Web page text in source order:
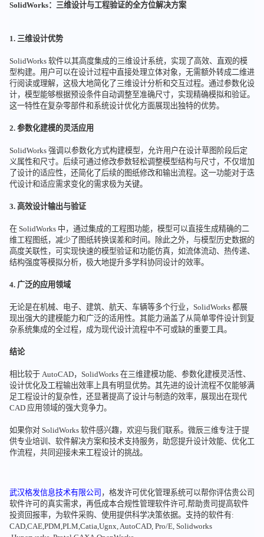
SolidWorks：三维设计与工程验证的全方位解决方案
1. 三维设计优势
SolidWorks 软件以其高度集成的三维设计系统，实现了高效、直观的模
型构建。用户可以在设计过程中直接处理立体对象，无需额外转成二维进
行阅读或理解，这极大地简化了三维设计分析和交互过程。通过参数化设
计，模型能够根据预设条件自动调整至准确尺寸，实现精确模拟和验证。
这一特性在复杂零部件和系统设计优化方面展现出独特的优势。
2. 参数化建模的灵活应用
SolidWorks 强调以参数化方式构建模型，允许用户在设计草图阶段后定
义属性和尺寸。后续可通过修改参数轻松调整模型结构与尺寸，不仅增加
了设计的适应性，还简化了后续的图纸修改和输出流程。这一功能对于迭
代设计和适应需求变化的需求极为关键。
3. 高效设计输出与验证
在 SolidWorks 中，通过集成的工程图功能，模型可以直接生成精确的二
维工程图纸，减少了图纸转换误差和时间。除此之外，与模型历史数据的
高度关联性，可实现快速的模型验证和功能仿真，如流体流动、热传递、
结构强度等模拟分析，极大地提升多学科协同设计的效率。
4. 广泛的应用领域
无论是在机械、电子、建筑、航天、车辆等多个行业，SolidWorks 都展
现出强大的建模能力和广泛的适用性。其能力涵盖了从简单零件设计到复
杂系统集成的全过程，成为现代设计流程中不可或缺的重要工具。
结论
相比较于 AutoCAD，SolidWorks 在三维建模功能、参数化建模灵活性、
设计优化及工程输出效率上具有明显优势。其先进的设计流程不仅能够满
足工程设计的复杂性，还显著提高了设计与制造的效率，展现出在现代
CAD 应用领域的强大竞争力。
如果你对 SolidWorks 软件感兴趣，欢迎与我们联系。微辰三维专注于提
供专业培训、软件解决方案和技术支持服务，助您提升设计效能、优化工
作流程，共同迎接未来工程设计的挑战。
武汉格发信息技术有限公司 ，格发许可优化管理系统可以帮你评估贵公司
软件许可的真实需求，再低成本合规性管理软件许可,帮助贵司提高软件
投资回报率，为软件采购、使用提供科学决策依据。支持的软件有:
CAD,CAE,PDM,PLM,Catia,Ugnx, AutoCAD, Pro/E, Solidworks